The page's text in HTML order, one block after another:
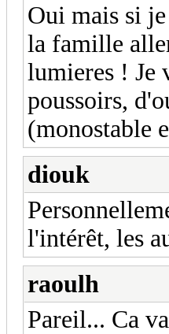
Oui mais si
la famille
lumieres ! Je
poussoirs,
(monostable
diouk
l'intérêt, les
raoulh
Pareil... Ca